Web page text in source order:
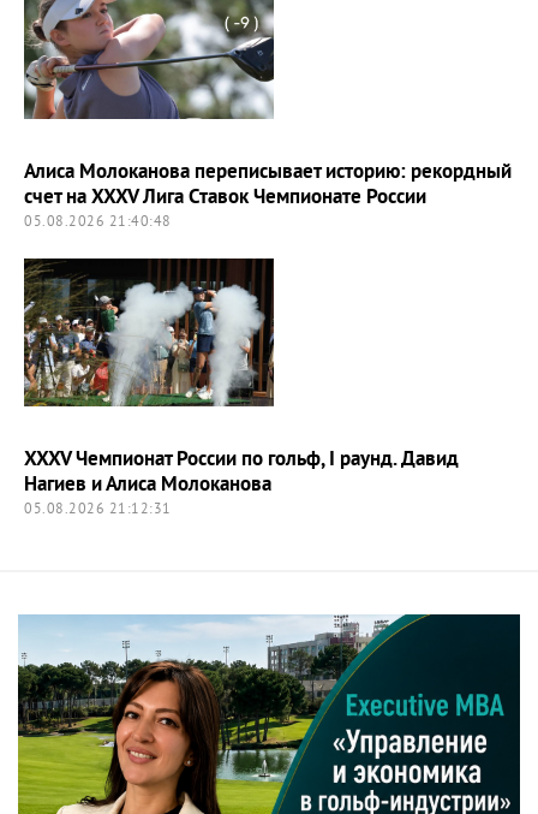
Алиса Молоканова переписывает историю: рекордный
счет на XXXV Лига Ставок Чемпионате России
05.08.2026 21:40:48
XXXV Чемпионат России по гольф, I раунд. Давид
Нагиев и Алиса Молоканова
05.08.2026 21:12:31